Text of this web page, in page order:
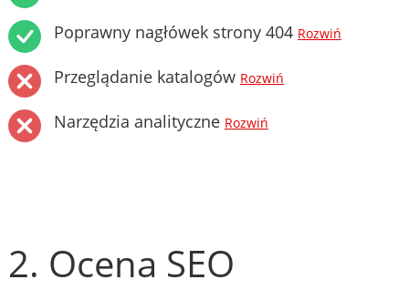
Poprawny nagłówek strony 404 Rozwiń
Przeglądanie katalogów Rozwiń
Narzędzia analityczne Rozwiń
2. Ocena SEO